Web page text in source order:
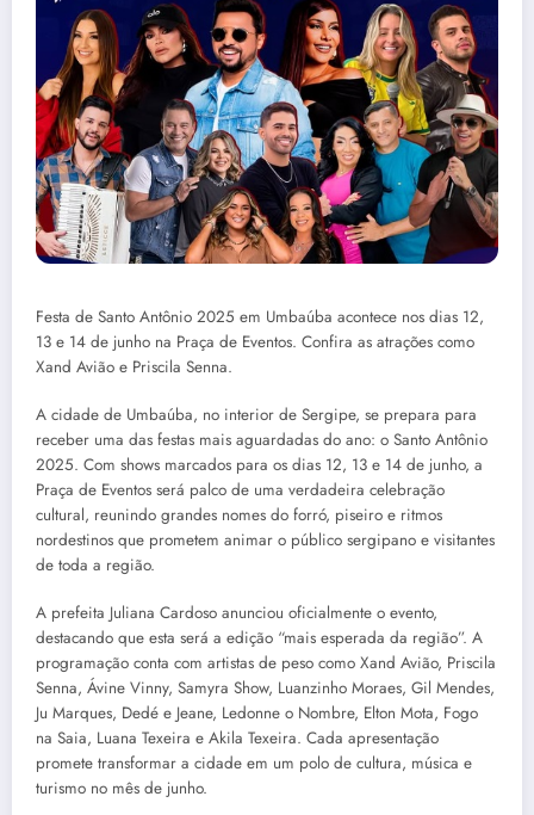
Festa de Santo Antônio 2025 em Umbaúba acontece nos dias 12,
13 e 14 de junho na Praça de Eventos. Confira as atrações como
Xand Avião e Priscila Senna.
A cidade de Umbaúba, no interior de Sergipe, se prepara para
receber uma das festas mais aguardadas do ano: o Santo Antônio
2025. Com shows marcados para os dias 12, 13 e 14 de junho, a
Praça de Eventos será palco de uma verdadeira celebração
cultural, reunindo grandes nomes do forró, piseiro e ritmos
nordestinos que prometem animar o público sergipano e visitantes
de toda a região.
A prefeita Juliana Cardoso anunciou oficialmente o evento,
destacando que esta será a edição “mais esperada da região”. A
programação conta com artistas de peso como Xand Avião, Priscila
Senna, Ávine Vinny, Samyra Show, Luanzinho Moraes, Gil Mendes,
Ju Marques, Dedé e Jeane, Ledonne o Nombre, Elton Mota, Fogo
na Saia, Luana Texeira e Akila Texeira. Cada apresentação
promete transformar a cidade em um polo de cultura, música e
turismo no mês de junho.